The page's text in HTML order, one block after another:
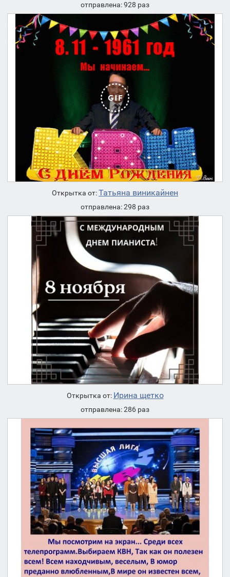
отправлена: 928 раз
Открытка от:Татьяна виникайнен
отправлена: 298 раз
Открытка от: Ирина щетко
отправлена: 286 раз